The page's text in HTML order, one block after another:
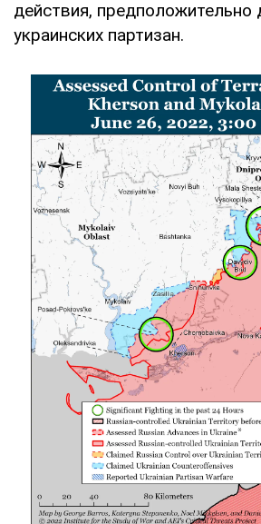
действия, предположительно
украинских партизан.